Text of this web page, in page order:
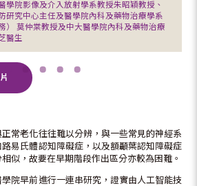
學院影像及介入放射學系教授朱昭穎教授、
研究中心主任及醫學院內科及藥物治療學系
） 莫仲棠教授及中大醫學院內科及藥物治療
醫生
常老化往往難以分辨，與一些常見的神經系
易氏體認知障礙症，以及額顳葉認知障礙症
似，故要在早期階段作出區分亦較為困難。
院早前進行一連串研究，證實由人工智能技